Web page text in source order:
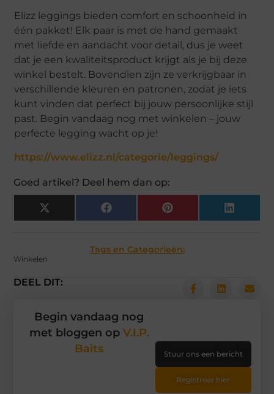
Elizz leggings bieden comfort en schoonheid in
één pakket! Elk paar is met de hand gemaakt
met liefde en aandacht voor detail, dus je weet
dat je een kwaliteitsproduct krijgt als je bij deze
winkel bestelt. Bovendien zijn ze verkrijgbaar in
verschillende kleuren en patronen, zodat je iets
kunt vinden dat perfect bij jouw persoonlijke stijl
past. Begin vandaag nog met winkelen – jouw
perfecte legging wacht op je!
https://www.elizz.nl/categorie/leggings/
Goed artikel? Deel hem dan op:
X
(Twitter)
Facebook Pinterest LinkedIn
Tags en Categorieën:
Winkelen
DEEL DIT:
Begin vandaag nog
met bloggen op V.I.P.
Baits
Stuur ons een bericht
Registreer hier